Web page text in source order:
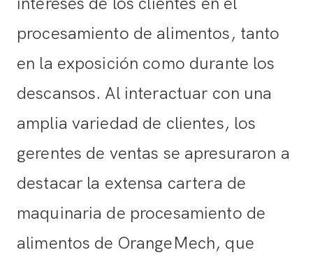
procesamiento de alimentos, tanto
en la exposición como durante los
descansos. Al interactuar con una
amplia variedad de clientes, los
gerentes de ventas se apresuraron a
destacar la extensa cartera de
maquinaria de procesamiento de
alimentos de OrangeMech, que